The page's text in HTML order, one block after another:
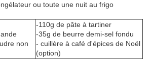
ou toute une nuit au frigo
non
-110g de pâte à tartiner
-35g de beurre demi-sel fondu
- cuillère à café d'épices de Noël
(option)